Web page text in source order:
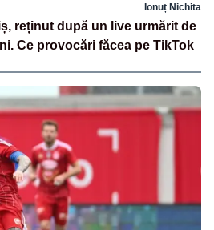
Ionuț Nichita
reținut după un live urmărit de
Ce provocări făcea pe TikTok